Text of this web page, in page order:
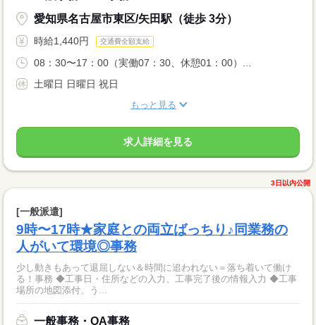
愛知県名古屋市東区/矢田駅（徒歩 3分）
時給1,440円 交通費全額支給
08：30〜17：00（実働07：30、休憩01：00）...
土曜日 日曜日 祝日
もっと見る
求人詳細を見る
3日以内公開
[一般派遣]
9時〜17時★家庭との両立ばっちり♪同業務の
人がいて環境◎事務
少し動きもあって退屈しない＆時間に追われない＝落ち着いて働け
る！事務 ◆工事日・住所などの入力、工事完了後の情報入力 ◆工事
場所の地図添付、う...
一般事務・OA事務